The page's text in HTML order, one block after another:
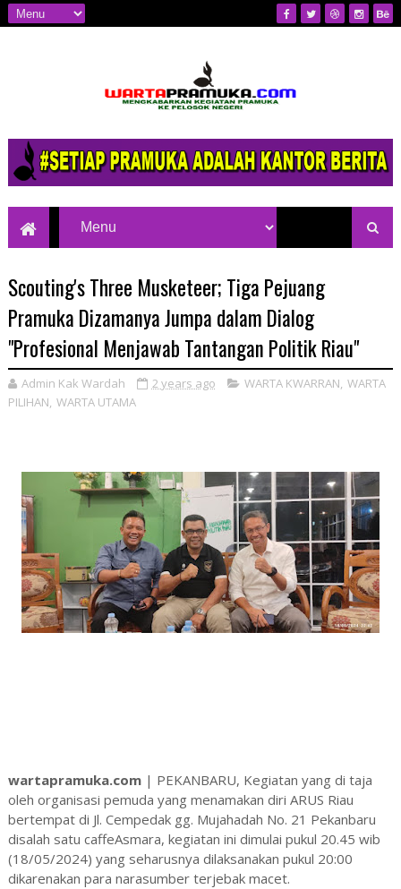
Pelosok Negeri
Scouting's Three Musketeer; Tiga Pejuang
Pramuka Dizamanya Jumpa dalam Dialog
"Profesional Menjawab Tantangan Politik Riau"
Admin Kak Wardah 2 years ago WARTA KWARRAN, WARTA
PILIHAN, WARTA UTAMA
wartapramuka.com| PEKANBARU, Kegiatan yang di taja
oleh organisasi pemuda yang menamakan diri ARUS Riau
bertempat di Jl. Cempedak gg. Mujahadah No. 21 Pekanbaru
disalah satu caffeAsmara, kegiatan ini dimulai pukul 20.45 wib
(18/05/2024) yang seharusnya dilaksanakan pukul 20:00
dikarenakan para narasumber terjebak macet.